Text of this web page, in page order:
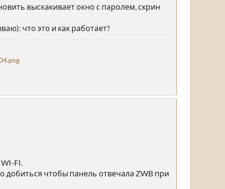
выскакивает окно с паролем, скрин
что это и как работает?
FI.
добиться чтобы панель отвечала ZWB при